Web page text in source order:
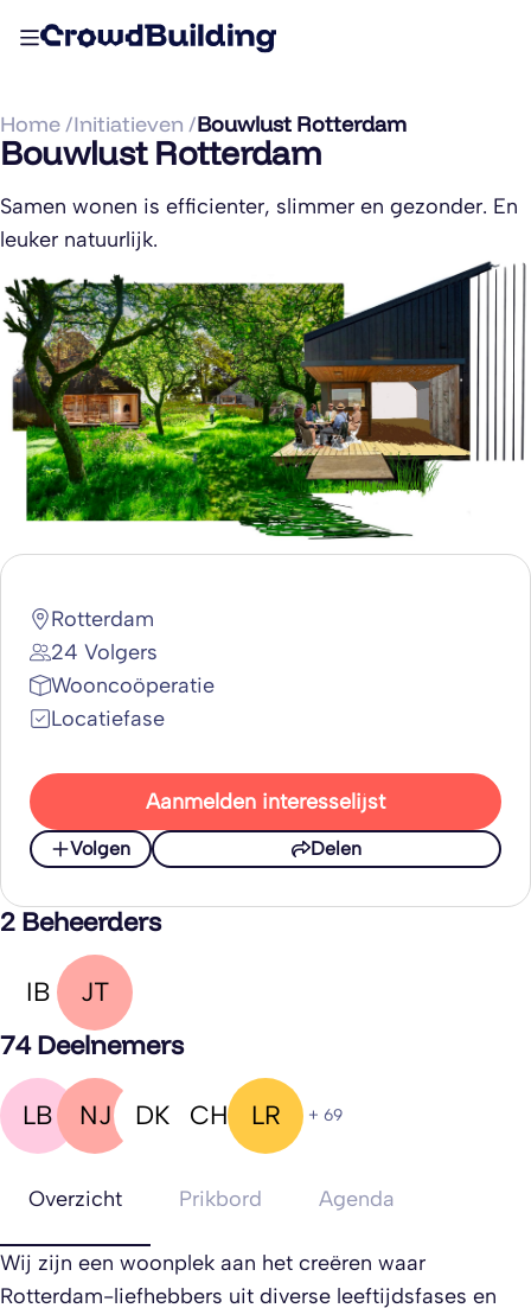
Home /Initiatieven /Bouwlust Rotterdam
Bouwlust Rotterdam
Samen wonen is efficienter, slimmer en gezonder. En
leuker natuurlijk.
Rotterdam
24 Volgers
Wooncoöperatie
Locatiefase
Aanmelden interesselijst
Volgen Delen
2 Beheerders
IB JT
74 Deelnemers
LB NJ DK CH LR + 69
Overzicht Prikbord Agenda
Wij zijn een woonplek aan het creëren waar
Rotterdam-liefhebbers uit diverse leeftijdsfases en